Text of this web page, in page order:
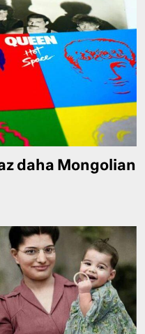
daha Mongolian